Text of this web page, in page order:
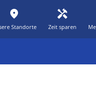
place
Standorte
handyman
Zeit sparen